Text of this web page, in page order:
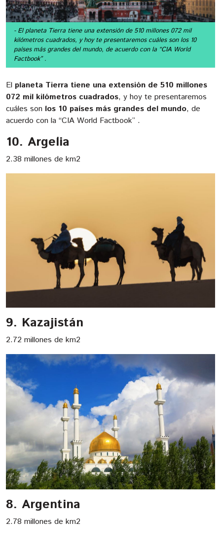
- El planeta Tierra tiene una extensión de 510 millones 072 mil
kilómetros cuadrados, y hoy te presentaremos cuáles son los 10
países más grandes del mundo, de acuerdo con la “CIA World
Factbook” .
El planeta Tierra tiene una extensión de 510 millones
072 mil kilómetros cuadrados, y hoy te presentaremos
cuáles son los 10 países más grandes del mundo, de
acuerdo con la “CIA World Factbook” .
10. Argelia
2.38 millones de km2
9. Kazajistán
2.72 millones de km2
8. Argentina
2.78 millones de km2